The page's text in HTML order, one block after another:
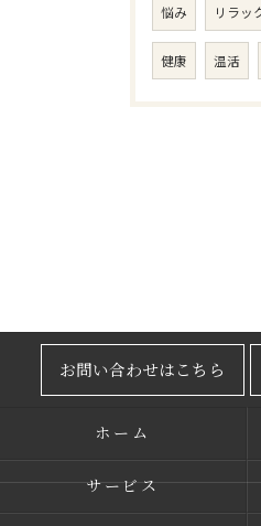
悩み リラッ
健康 温活
お問い合わせはこちら
ホーム
サービス